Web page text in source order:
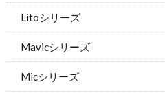
Litoシリーズ
Mavicシリーズ
Micシリーズ